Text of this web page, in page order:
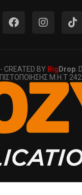
- CREATED BY Big Drop.
Μ.Η.Τ